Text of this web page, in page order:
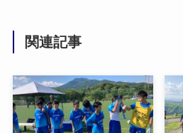
関連記事